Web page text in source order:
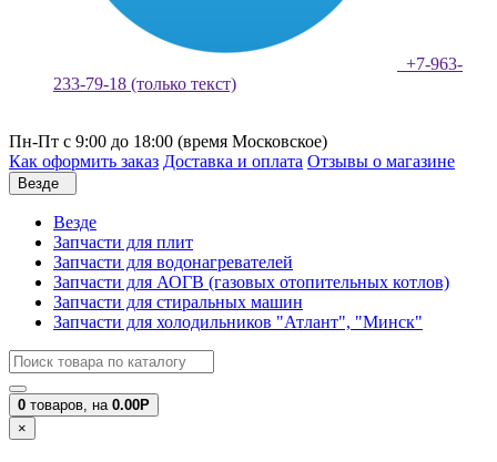
+7-963-
233-79-18 (только текст)
Пн-Пт с 9:00 до 18:00 (время Московское)
Как оформить заказ Доставка и оплата Отзывы о магазине
Везде
Везде
Запчасти для плит
Запчасти для водонагревателей
Запчасти для АОГВ (газовых отопительных котлов)
Запчасти для стиральных машин
Запчасти для холодильников "Атлант", "Минск"
0 товаров, на 0.00Р
×